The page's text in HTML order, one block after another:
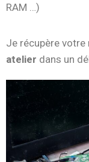
RAM …)
Je récupère votre
atelier dans un